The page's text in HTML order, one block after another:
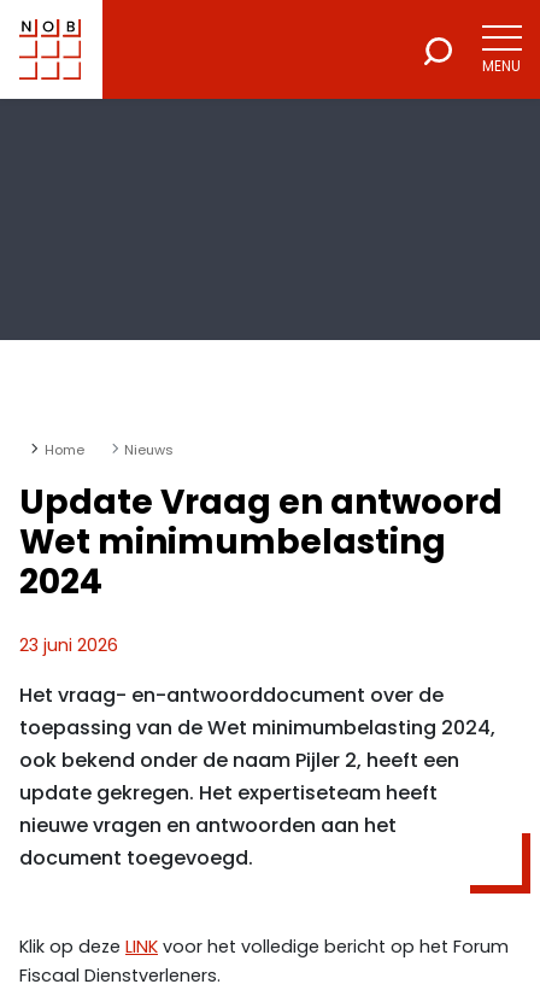
NOB
Voor een excellente beroepsuitoefening
MENU
Home Nieuws
Update Vraag en antwoord
Wet minimumbelasting
2024
23 juni 2026
Het vraag- en-antwoorddocument over de
toepassing van de Wet minimumbelasting 2024,
ook bekend onder de naam Pijler 2, heeft een
update gekregen. Het expertiseteam heeft
nieuwe vragen en antwoorden aan het
document toegevoegd.
Klik op deze LINK voor het volledige bericht op het Forum
Fiscaal Dienstverleners.